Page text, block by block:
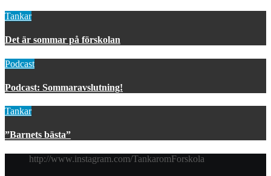
Tankar
Det är sommar på förskolan
Podcast
Podcast: Sommaravslutning!
Tankar
”Barnets bästa”
http://www.instagram.com/TankaromForskola